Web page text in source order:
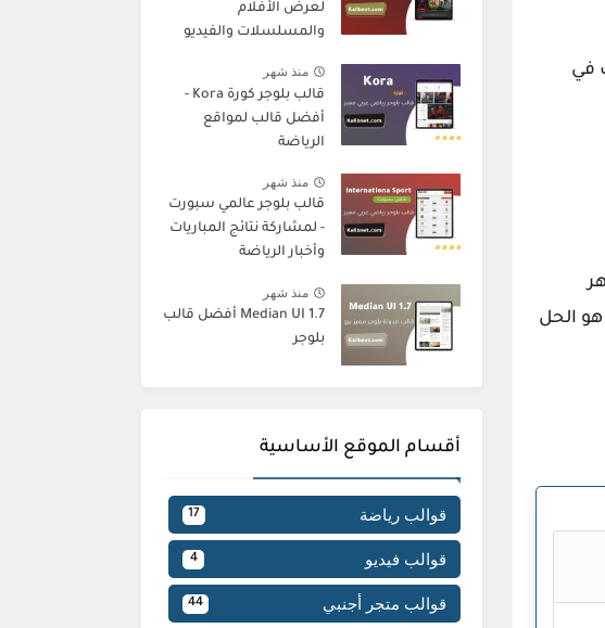
في
الحل
لعرض الأفلام
والمسلسلات والفيديو
منذ شهر
قالب بلوجر كورة Kora -
أفضل قالب لمواقع
الرياضة
منذ شهر
قالب بلوجر عالمي سبورت
- لمشاركة نتائج المباريات
وأخبار الرياضة
منذ شهر
Median UI 1.7 أفضل قالب
بلوجر
أقسام الموقع الأساسية
قوالب رياضة 17
قوالب فيديو 4
قوالب متجر أجنبي 44